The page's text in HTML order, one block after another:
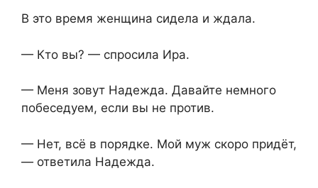
В это время женщина сидела и ждала.
— Кто вы? — спросила Ира.
— Меня зовут Надежда. Давайте немного
побеседуем, если вы не против.
— Нет, всё в порядке. Мой муж скоро придёт,
— ответила Надежда.